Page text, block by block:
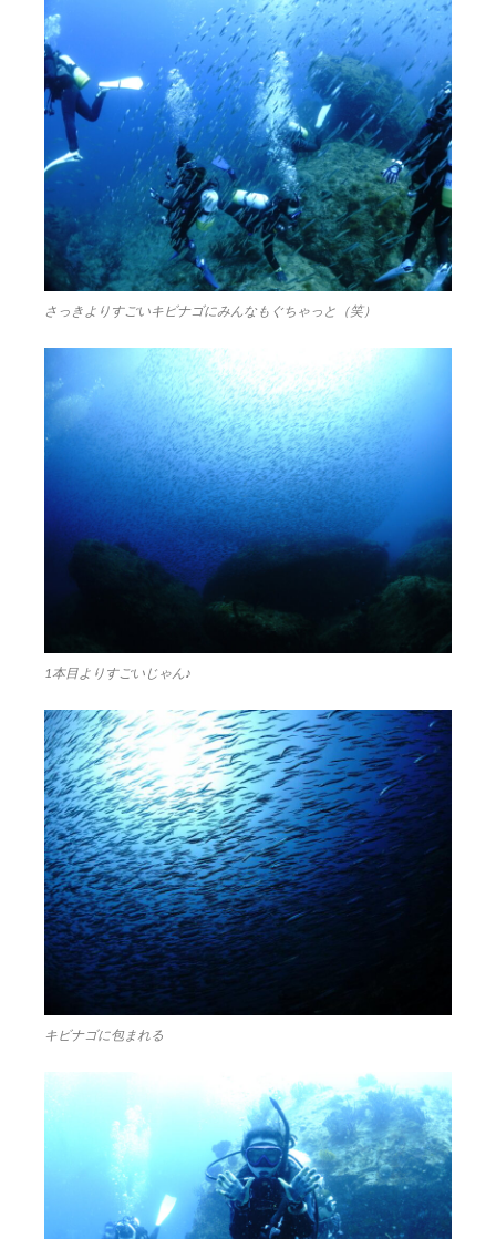
さっきよりすごいキビナゴにみんなもぐちゃっと（笑）
1本目よりすごいじゃん♪
キビナゴに包まれる